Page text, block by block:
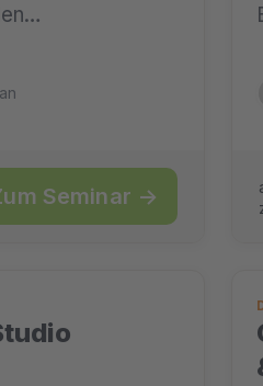
Seminar →